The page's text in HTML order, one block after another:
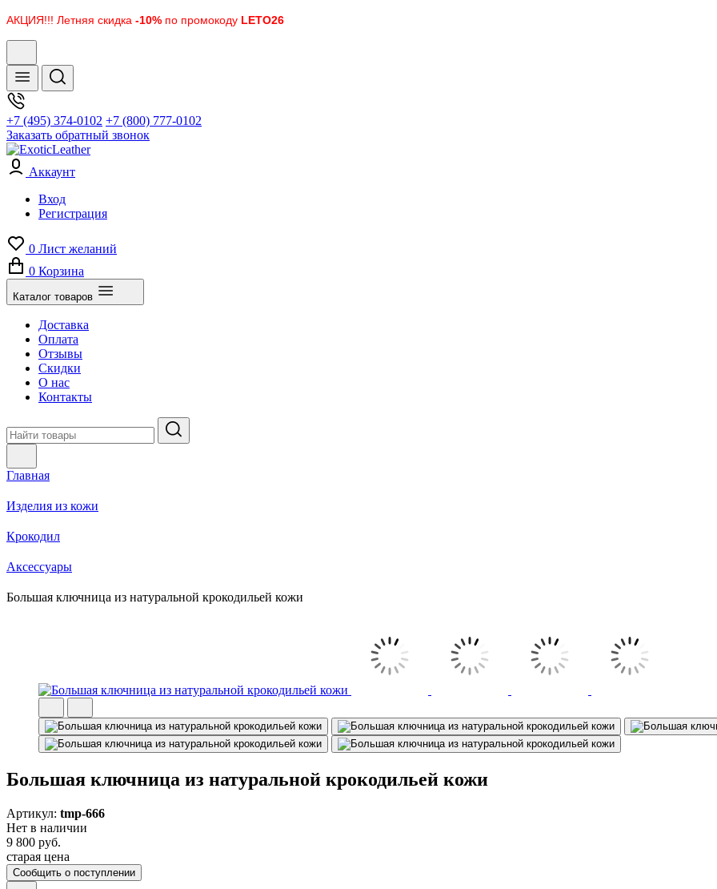
АКЦИЯ!!! Летняя скидка -10% по промокоду LETO26
+7 (495) 374-0102 +7 (800) 777-0102
Заказать обратный звонок
Аккаунт
Вход
Регистрация
0 Лист желаний
0 Корзина
Каталог товаров
Доставка
Оплата
Отзывы
Скидки
О нас
Контакты
Главная
Изделия из кожи
Крокодил
Аксессуары
Большая ключница из натуральной крокодильей кожи
Большая ключница из натуральной крокодильей кожи
Артикул: tmp-666
Нет в наличии
9 800 руб.
старая цена
Сообщить о поступлении